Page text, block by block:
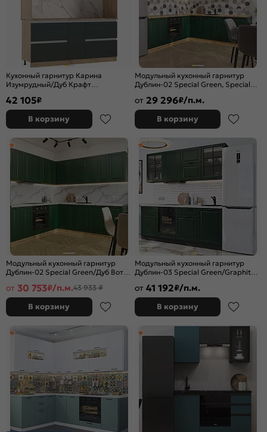
Кухонный гарнитур Карина
Изумрудный/Дуб Крафт
42 105₽
В корзину
Модульный кухонный гарнитур
Дублин-02 Special Green, Special
2140x2200/2400x600
от 29 296₽/п.м.
В корзину
Модульный кухонный гарнитур
Дублин-02 Special Green/Дуб Вотан
от 30 753₽/п.м.43 933 ₽
В корзину
Модульный кухонный гарнитур
Дублин-03 Special Green/Graphite
от 41 192₽/п.м.
В корзину